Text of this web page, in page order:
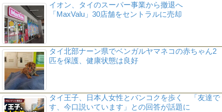
イオン、タイのスーパー事業から撤退へ
「MaxValu」30店舗をセントラルに売却
タイ北部ナーン県でベンガルヤマネコの赤ちゃん2
匹を保護、健康状態は良好
タイ王子、日本人女性とバンコクを歩く 「友達で
す、今口説いています」との回答が話題に